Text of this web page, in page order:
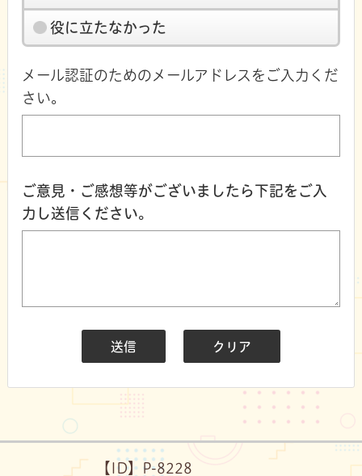
役に立たなかった
メール認証のためのメールアドレスをご入力くだ
さい。
ご意見・ご感想等がございましたら下記をご入
力し送信ください。
【ID】 P-8228